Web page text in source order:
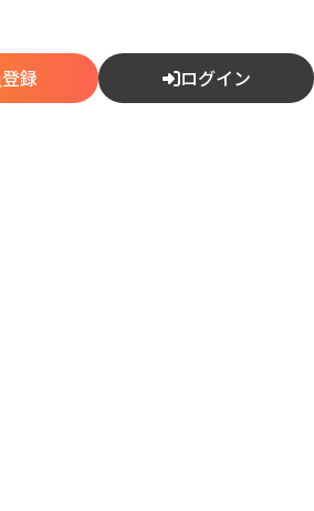
録 ログイン